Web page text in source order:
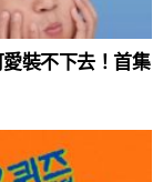
裝不下去！首集